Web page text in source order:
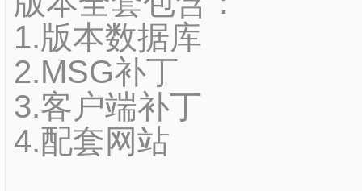
1.版本数据库
2.MSG补丁
3.客户端补丁
4.配套网站